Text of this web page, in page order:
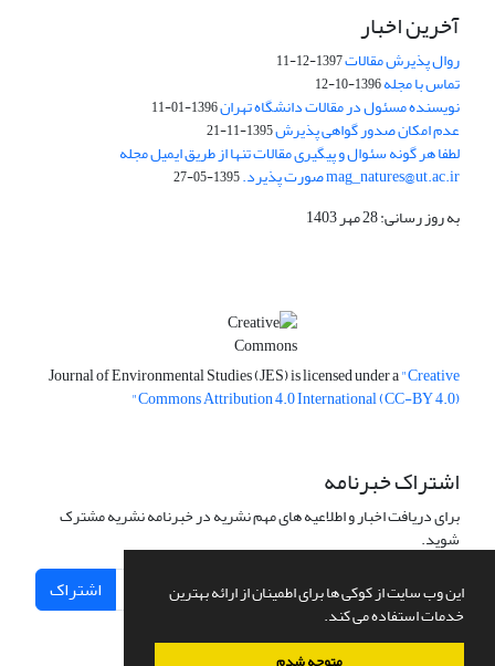
این وب سایت از کوکی ها برای اطمینان از ارائه بهترین
خدمات استفاده می کند.
آخرین اخبار
روال پذیرش مقالات1397-12-11
تماس با مجله1396-10-12
نویسنده مسئول در مقالات دانشگاه تهران1396-01-11
عدم امکان صدور گواهی پذیرش1395-11-21
لطفا هر گونه سئوال و پیگیری مقالات تنها از طریق ایمیل مجله
mag_natures@ut.ac.ir صورت پذیرد. 1395-05-27
به روز رسانی: 28 مهر 1403
Journal of Environmental Studies (JES) is licensed under a"Creative
Commons Attribution 4.0 International (CC-BY 4.0)"
اشتراک خبرنامه
برای دریافت اخبار و اطلاعیه های مهم نشریه در خبرنامه نشریه مشترک
شوید.
اشتراک